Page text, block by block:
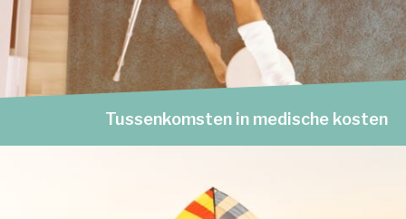
Tussenkomsten in medische kosten